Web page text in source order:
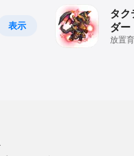
表示
タク
ダー 【ハクスラ放
置
放置